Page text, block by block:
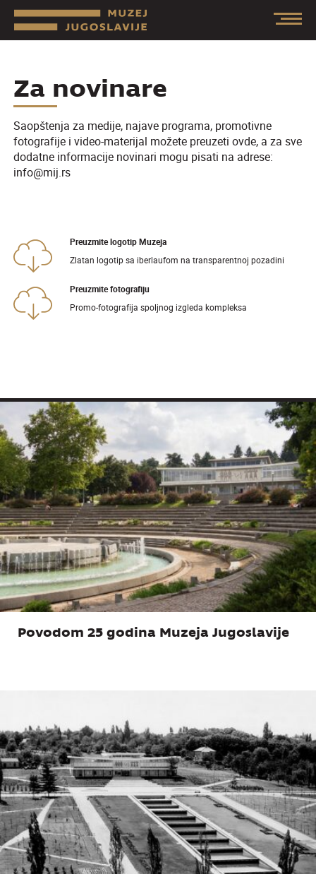
Za novinare
Saopštenja za medije, najave programa, promotivne
fotografije i video-materijal možete preuzeti ovde, a za sve
dodatne informacije novinari mogu pisati na adrese:
info@mij.rs
Preuzmite logotip Muzeja
Zlatan logotip sa iberlaufom na transparentnoj pozadini
Preuzmite fotografiju
Promo-fotografija spoljnog izgleda kompleksa
Povodom 25 godina Muzeja Jugoslavije